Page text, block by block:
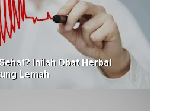
Inilah Obat Herbal
Lemah